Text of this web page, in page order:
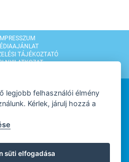
IMPRESSZUM
TÁJÉKOZTATÓ
NYILATKOZAT
WEBDESIGN
legjobb felhasználói élmény
Kérlek, járulj hozzá a
süti elfogadása